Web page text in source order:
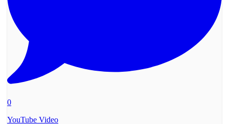
0
YouTube Video